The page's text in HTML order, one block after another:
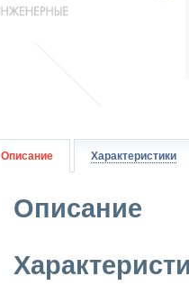
Описание Характеристики
Описание